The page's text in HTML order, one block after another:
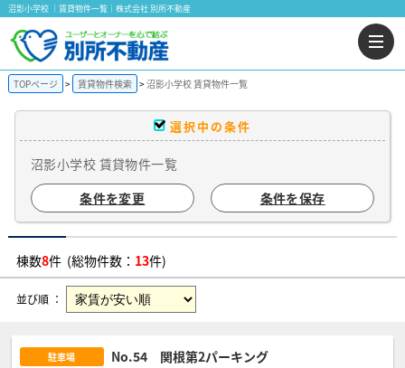
沼影小学校 ｜賃貸物件一覧｜株式会社 別所不動産
TOPページ 賃貸物件検索 沼影小学校 賃貸物件一覧
選択中の条件
沼影小学校 賃貸物件一覧
条件を変更
条件を保存
棟数8件 (総物件数： 13件)
並び順 ：
駐車場 No.54 関根第2パーキング